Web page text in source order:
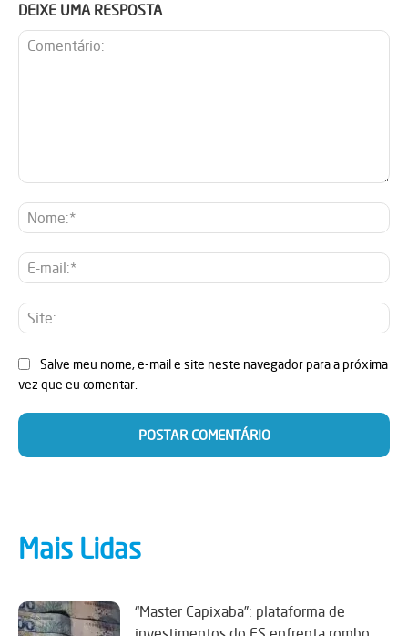
DEIXE UMA RESPOSTA
E-
Salve meu nome, e-mail e site neste navegador para a próxima
vez que eu comentar.
Mais Lidas
“Master Capixaba”: plataforma de